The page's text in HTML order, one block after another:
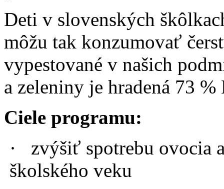
Deti v slovenských
môžu tak konzumovať
vypestované v našich
a zeleniny je hradená 73
Ciele programu:
· zvýšiť spotrebu ovocia
školského veku